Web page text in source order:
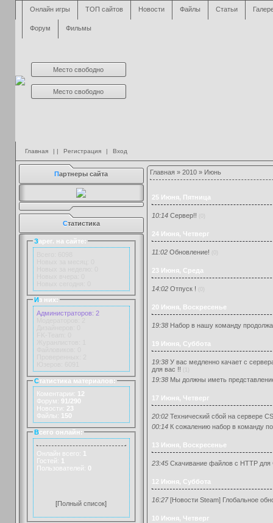
Онлайн игры ТОП сайтов Новости Файлы Статьи
Форум Фильмы
Место свободно
Место свободно
Главная | | Регистрация | Вход
Партнеры сайта
Статистика
Зарег. на сайте:
И з них:
Администраторов: 2
Статистика материалов:
Коментарии: 12
Форум: 91/290
Новости: 23
Файлы: 150
Всего онлайн:
Онлайн всего: 1
Гостей: 1
Пользователей: 0
[Полный список]
Главная» 2010 » Июнь
25 Июня, Пятница
10:14 Cервер!!
24 Июня, Четверг
11:02 Обновление!
23 Июня, Среда
14:02 Отпуск !
20 Июня, Воскресенье
19:38 Набор в нашу команду
19 Июня, Суббота
19:38 У вас медленно качает с
для вас !!
19:38 Мы должны иметь
17 Июня, Четверг
20:02 Технический сбой на сервере
00:14 К сожалению набор в команду
13 Июня, Воскресенье
23:45 Скачивание файлов с HTTP для
12 Июня, Суббота
16:27 [Новости Steam] Глобальное
10 Июня, Четверг